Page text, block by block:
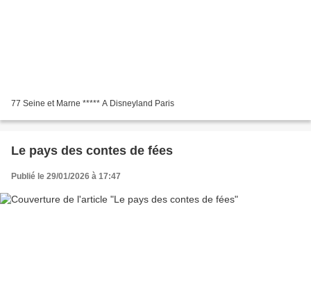
77 Seine et Marne ***** A Disneyland Paris
Le pays des contes de fées
Publié le 29/01/2026 à 17:47